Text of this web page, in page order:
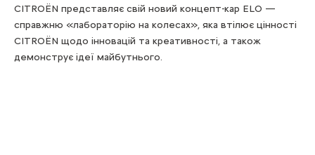
CITROЁN представляє свій новий концепт-кар ELO —
справжню «лабораторію на колесах», яка втілює цінності
CITROЁN щодо інновацій та креативності, а також
демонструє ідеї майбутнього.